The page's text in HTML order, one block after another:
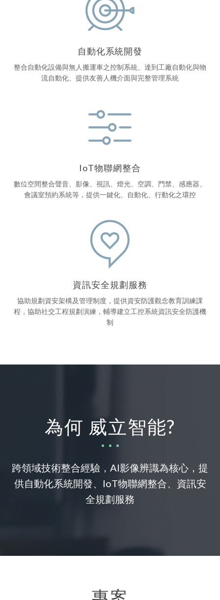
自動化系統開發
整合自動化設備與無人搬運車之控制系統、達到工廠自動化與物
流自動化、提供友善人機介面與完整管理系統
IoT物聯網整合
數位空間整合聲音、影像、視訊、燈光、空調、門禁、感應器、
會議室預約系統等，提供一鍵化、自動化、行動化之環控
資訊安全規劃服務
協助規劃資安架構及管理制度，提供資安防護觀念教育訓練課
程，協助社交工程規劃演練，輔導建立工控系統資訊安全防護機
制
為何 威立智能?
跨領域技術整合經驗，AI影像辨識為核心，提
供自動化系統開發、IoT物聯網整合、資訊安
全規劃服務